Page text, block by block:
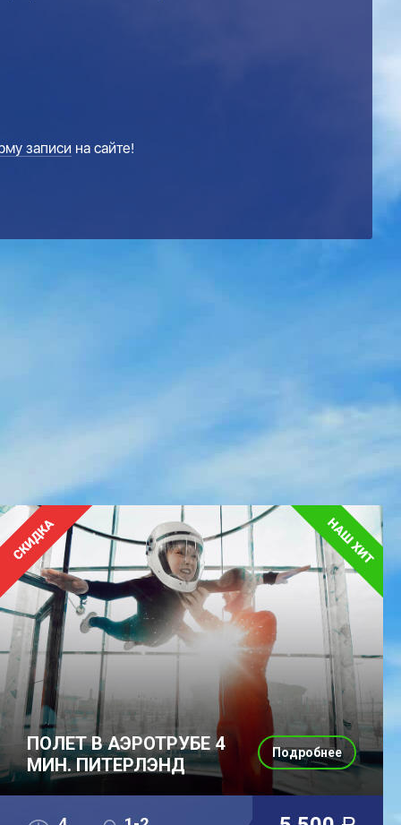
записи на сайте!
ПОЛЕТ В АЭРОТРУБЕ 4
МИН. ПИТЕРЛЭНД
Подробнее